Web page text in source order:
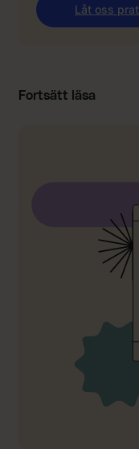
Låt oss
Fortsätt läsa